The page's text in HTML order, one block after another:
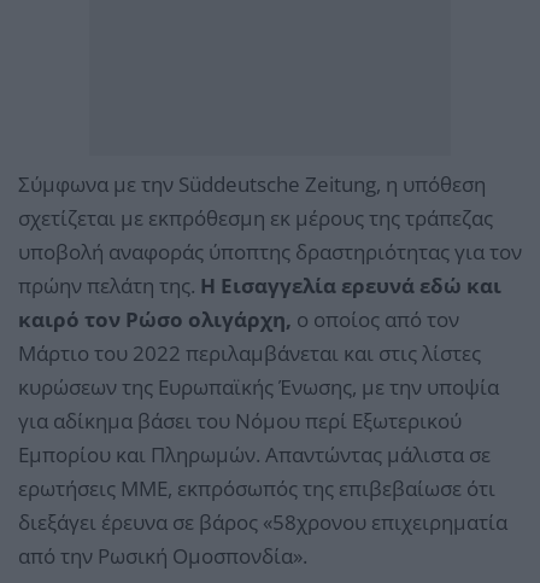
Σύμφωνα με την Süddeutsche Zeitung, η υπόθεση
σχετίζεται με εκπρόθεσμη εκ μέρους της τράπεζας
υποβολή αναφοράς ύποπτης δραστηριότητας για τον
πρώην πελάτη της. Η Εισαγγελία ερευνά εδώ και
καιρό τον Ρώσο ολιγάρχη, ο οποίος από τον
Μάρτιο του 2022 περιλαμβάνεται και στις λίστες
κυρώσεων της Ευρωπαϊκής Ένωσης, με την υποψία
για αδίκημα βάσει του Νόμου περί Εξωτερικού
Εμπορίου και Πληρωμών. Απαντώντας μάλιστα σε
ερωτήσεις ΜΜΕ, εκπρόσωπός της επιβεβαίωσε ότι
διεξάγει έρευνα σε βάρος «58χρονου επιχειρηματία
από την Ρωσική Ομοσπονδία».